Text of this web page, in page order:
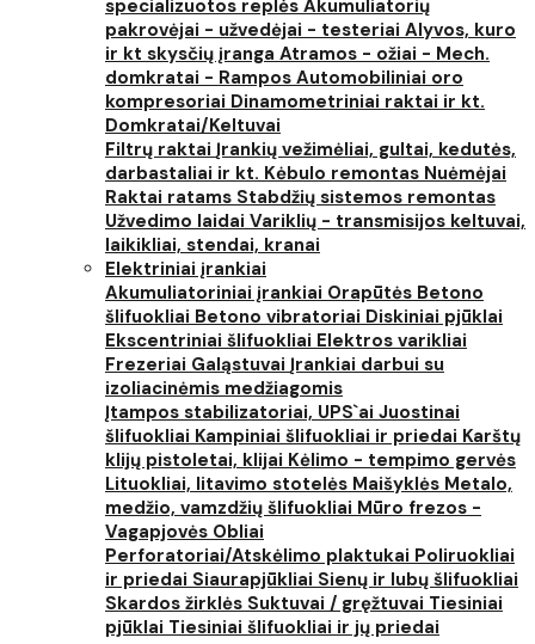
specializuotos replės Akumuliatorių
pakrovėjai - užvedėjai - testeriai Alyvos, kuro
ir kt skysčių įranga Atramos - ožiai - Mech.
domkratai - Rampos Automobiliniai oro
kompresoriai Dinamometriniai raktai ir kt.
Domkratai/Keltuvai
Filtrų raktai Įrankių vežimėliai, gultai, kedutės,
darbastaliai ir kt. Kėbulo remontas Nuėmėjai
Raktai ratams Stabdžių sistemos remontas
Užvedimo laidai Variklių - transmisijos keltuvai,
laikikliai, stendai, kranai
Elektriniai įrankiai
Akumuliatoriniai įrankiai Orapūtės Betono
šlifuokliai Betono vibratoriai Diskiniai pjūklai
Ekscentriniai šlifuokliai Elektros varikliai
Frezeriai Galąstuvai Įrankiai darbui su
izoliacinėmis medžiagomis
Įtampos stabilizatoriai, UPS`ai Juostinai
šlifuokliai Kampiniai šlifuokliai ir priedai Karštų
klijų pistoletai, klijai Kėlimo - tempimo gervės
Lituokliai, litavimo stotelės Maišyklės Metalo,
medžio, vamzdžių šlifuokliai Mūro frezos -
Vagapjovės Obliai
Perforatoriai/Atskėlimo plaktukai Poliruokliai
ir priedai Siaurapjūkliai Sienų ir lubų šlifuokliai
Skardos žirklės Suktuvai / gręžtuvai Tiesiniai
pjūklai Tiesiniai šlifuokliai ir jų priedai